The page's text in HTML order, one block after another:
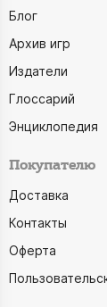
Блог
Архив игр
Издатели
Глоссарий
Энциклопедия
Покупателю
Доставка
Контакты
Оферта